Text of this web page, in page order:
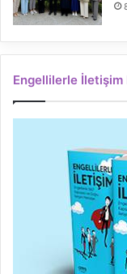
Engellilerle İletişim